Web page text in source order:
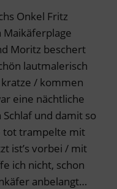
Onkel Fritz
Moritz beschert
lautmalerisch
/ kommen
eine nächtliche
und damit so
tot trampelte mit
ist’s vorbei / mit
ich nicht, schon
anbelangt…